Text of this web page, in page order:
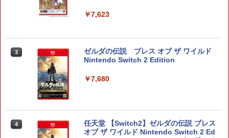
￥7,623
3
ゼルダの伝説 ブレス オブ ザ ワイルド
Nintendo Switch 2 Edition
￥7,680
4
任天堂 【Switch2】ゼルダの伝説 ブレス
オブ ザ ワイルド Nintendo Switch 2 Ed